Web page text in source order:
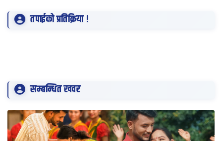
तपाईको प्रतिक्रिया !
सम्बन्धित खवर